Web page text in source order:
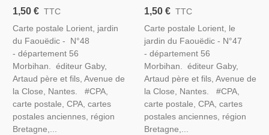
Carte Postale Département
1,50 € TTC
Carte postale Lorient, jardin
du Faouëdic - N°48
- département 56
Morbihan. éditeur Gaby,
Artaud père et fils, Avenue de
la Close, Nantes. #CPA,
carte postale, CPA, cartes
postales anciennes, région
Bretagne,...
Faouëdic - Carte Postale
Bretagne
1,50 € TTC
Carte postale Lorient, le
jardin du Faouëdic - N°47
- département 56
Morbihan. éditeur Gaby,
Artaud père et fils, Avenue de
la Close, Nantes. #CPA,
carte postale, CPA, cartes
postales anciennes, région
Bretagne,...